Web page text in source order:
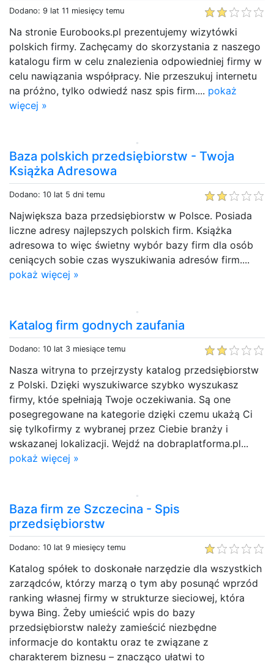
Dodano: 9 lat 11 miesięcy temu
Na stronie Eurobooks.pl prezentujemy wizytówki
polskich firmy. Zachęcamy do skorzystania z naszego
katalogu firm w celu znalezienia odpowiedniej firmy w
celu nawiązania współpracy. Nie przeszukuj internetu
na próżno, tylko odwiedź nasz spis firm.... pokaż
więcej »
Baza polskich przedsiębiorstw - Twoja
Książka Adresowa
Dodano: 10 lat 5 dni temu
Największa baza przedsiębiorstw w Polsce. Posiada
liczne adresy najlepszych polskich firm. Książka
adresowa to więc świetny wybór bazy firm dla osób
ceniących sobie czas wyszukiwania adresów firm....
pokaż więcej »
Katalog firm godnych zaufania
Dodano: 10 lat 3 miesiące temu
Nasza witryna to przejrzysty katalog przedsiębiorstw
z Polski. Dzięki wyszukiwarce szybko wyszukasz
firmy, któe spełniają Twoje oczekiwania. Są one
posegregowane na kategorie dzięki czemu ukażą Ci
się tylkofirmy z wybranej przez Ciebie branży i
wskazanej lokalizacji. Wejdź na dobraplatforma.pl...
pokaż więcej »
Baza firm ze Szczecina - Spis
przedsiębiorstw
Dodano: 10 lat 9 miesięcy temu
Katalog spółek to doskonałe narzędzie dla wszystkich
zarządców, którzy marzą o tym aby posunąć wprzód
ranking własnej firmy w strukturze sieciowej, która
bywa Bing. Żeby umieścić wpis do bazy
przedsiębiorstw należy zamieścić niezbędne
informacje do kontaktu oraz te związane z
charakterem biznesu – znacząco ułatwi to